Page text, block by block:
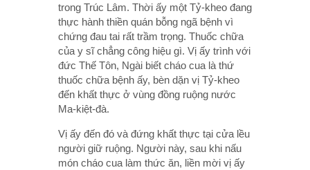
trong Trúc Lâm. Thời ấy một Tỷ-kheo đang
thực hành thiền quán bỗng ngã bệnh vì
chứng đau tai rất trầm trọng. Thuốc chữa
của y sĩ chẳng công hiệu gì. Vị ấy trình với
đức Thế Tôn, Ngài biết cháo cua là thứ
thuốc chữa bệnh ấy, bèn dặn vị Tỷ-kheo
đến khất thực ở vùng đồng ruộng nước
Ma-kiệt-đà.
Vị ấy đến đó và đứng khất thực tại cửa lều
người giữ ruộng. Người này, sau khi nấu
món cháo cua làm thức ăn, liền mời vị ấy